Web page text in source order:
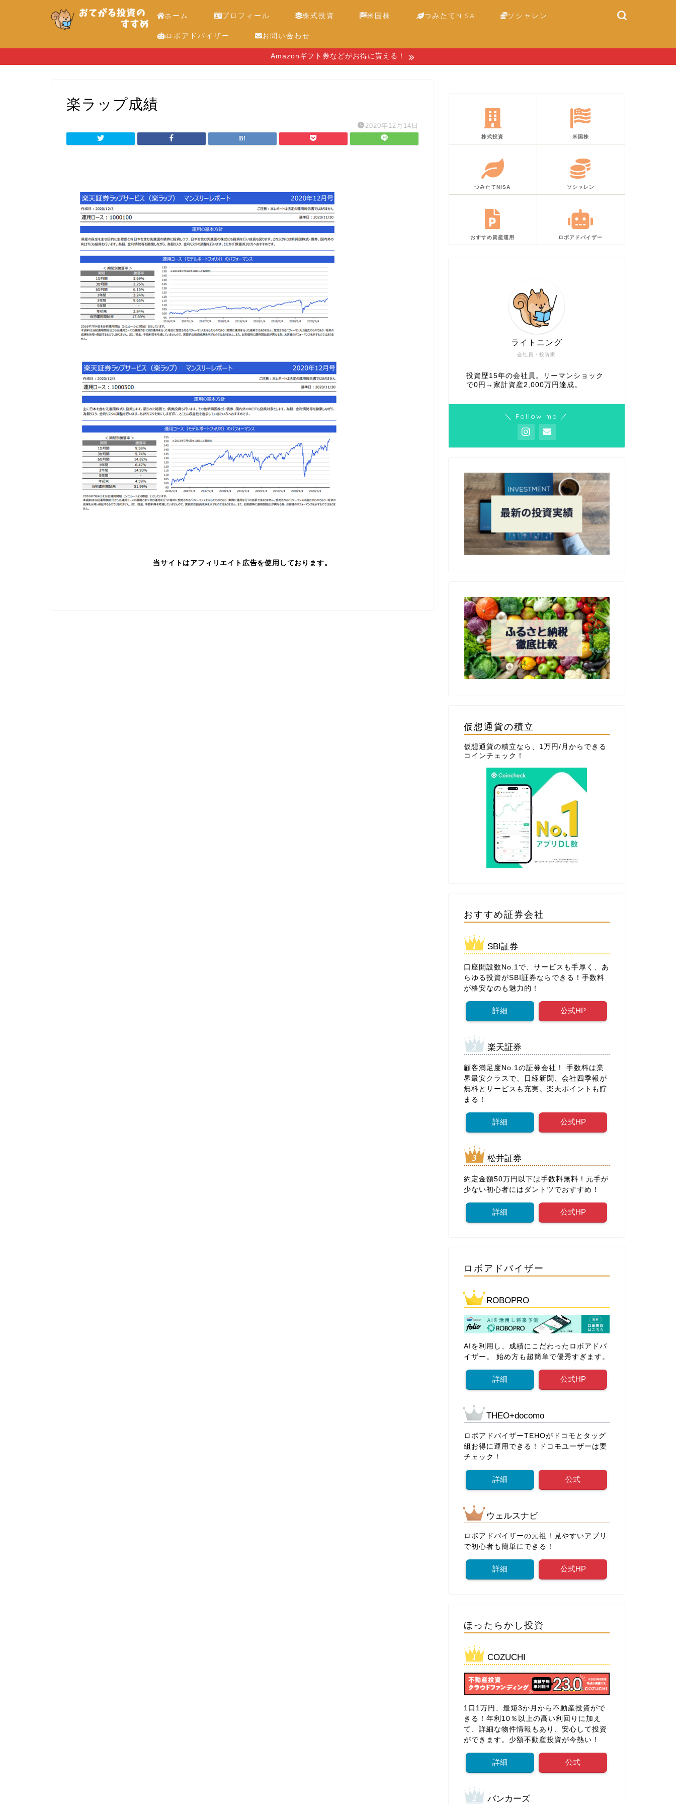
ホーム プロフィール 株式投資 米国株 つみたてNISA ソシャレン
ロボアドバイザー お問い合わせ
Amazonギフト券などがお得に貰える！
楽ラップ成績
2020年12月14日
当サイトはアフィリエイト広告を使用しております。
株式投資 米国株
つみたてNISA ソシャレン
おすすめ資産運用 ロボアドバイザー
会社員・投資家
ライトニング
投資歴15年の会社員。リーマンショック
で0円→家計資産2,000万円達成。
＼ Follow me ／
仮想通貨の積立
仮想通貨の積立なら、1万円/月からできる
コインチェック ！
おすすめ証券会社
SBI証券
口座開設数No.1で、サービスも手厚く、あ
らゆる投資がSBI証券ならできる！手数料
が格安なのも魅力的！
詳細 公式HP
楽天証券
顧客満足度No.1の証券会社！ 手数料は業
界最安クラスで、日経新聞、会社四季報が
無料とサービスも充実。楽天ポイントも貯
まる！
詳細 公式HP
松井証券
約定金額50万円以下は手数料無料！元手が
少ない初心者にはダントツでおすすめ！
詳細 公式HP
ロボアドバイザー
ROBOPRO
AIを利用し、成績にこだわったロボアドバ
イザー。 始め方も超簡単で優秀すぎます。
詳細 公式HP
THEO+docomo
ロボアドバイザーTEHOがドコモとタッグ
組お得に運用できる！ドコモユーザーは要
チェック！
詳細 公式
ウェルスナビ
ロボアドバイザーの元祖！見やすいアプリ
で初心者も簡単にできる！
詳細 公式HP
ほったらかし投資
COZUCHI
1口1万円、最短3か月から不動産投資がで
きる！年利10％以上の高い利回りに加え
て、詳細な物件情報もあり、安心して投資
ができます。少額不動産投資が今熱い！
詳細 公式
バンカーズ